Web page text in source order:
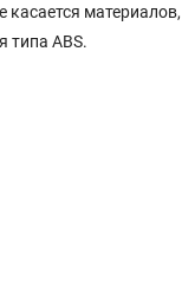
касается
типа ABS.